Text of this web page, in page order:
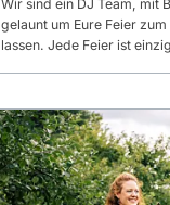
Wir sind ein DJ Team, mit
gelaunt um Eure Feier
lassen. Jede Feier ist